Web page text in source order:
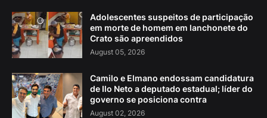
Adolescentes suspeitos de participação
em morte de homem em lanchonete do
Crato são apreendidos
August 05, 2026
Camilo e Elmano endossam candidatura
de Ilo Neto a deputado estadual; líder do
governo se posiciona contra
August 02, 2026